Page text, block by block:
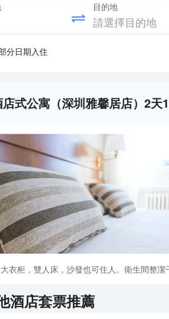
目的地
分日期入住
式公寓（深圳雅馨居店）2天
衣柜，雙人床，沙發也可住人。衛生間整
酒店套票推薦